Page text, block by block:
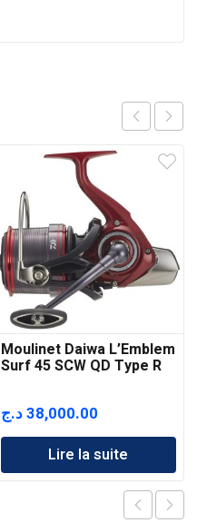
Moulinet Daiwa L’Emblem
Surf 45 SCW QD Type R
38,000.00د.ج
Lire la suite